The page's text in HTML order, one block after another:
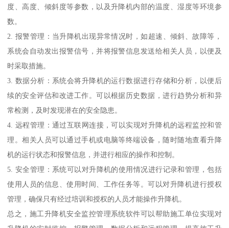
度、高度、倾斜度等参数，以及升降机内部的温度、湿度等环境参
数。
2. 报警管理：当升降机出现异常情况时，如超速、倾斜、故障等，
系统会自动发出报警信号，并将报警信息发送给相关人员，以便及
时采取措施。
3. 数据分析：系统会将升降机的运行数据进行存储和分析，以便后
续的安全评估和改进工作。可以根据历史数据，进行趋势分析和异
常检测，及时发现潜在的安全隐患。
4. 远程管理：通过互联网连接，可以实现对升降机的远程监控和管
理。相关人员可以通过手机或电脑等终端设备，随时随地查看升降
机的运行状态和报警信息，并进行相应的操作和控制。
5. 安全管理：系统可以对升降机的使用情况进行记录和管理，包括
使用人员的信息、使用时间、工作任务等。可以对升降机进行授权
管理，确保只有经过培训和授权的人员才能操作升降机。
总之，施工升降机安全监控管理系统软件可以帮助施工单位实现对